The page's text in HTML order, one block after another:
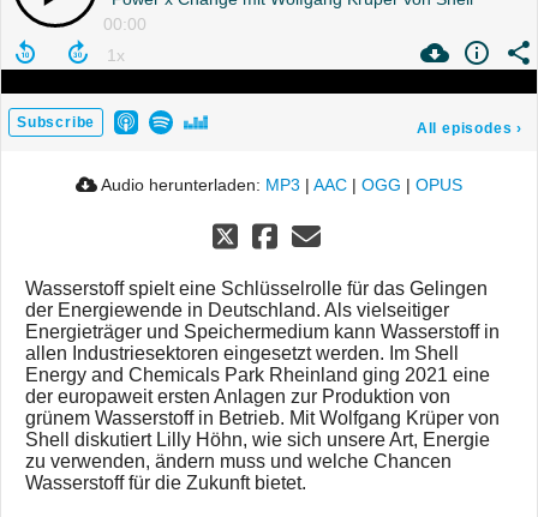
00:00
Subscribe All episodes ›
Audio herunterladen: MP3 | AAC | OGG | OPUS
Wasserstoff spielt eine Schlüsselrolle für das Gelingen
der Energiewende in Deutschland. Als vielseitiger
Energieträger und Speichermedium kann Wasserstoff in
allen Industriesektoren eingesetzt werden. Im Shell
Energy and Chemicals Park Rheinland ging 2021 eine
der europaweit ersten Anlagen zur Produktion von
grünem Wasserstoff in Betrieb. Mit Wolfgang Krüper von
Shell diskutiert Lilly Höhn, wie sich unsere Art, Energie
zu verwenden, ändern muss und welche Chancen
Wasserstoff für die Zukunft bietet.